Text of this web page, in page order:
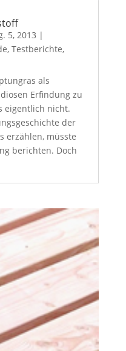
5, 2013 |
, Testberichte,
als
Erfindung zu
eigentlich nicht.
der
erzählen, müsste
berichten. Doch